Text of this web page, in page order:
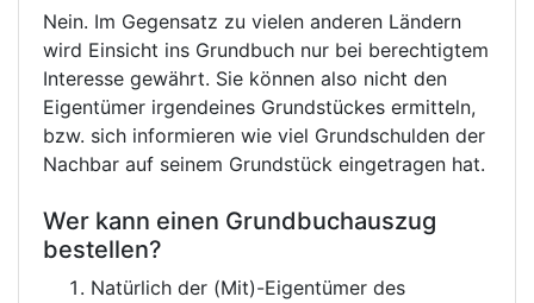
Nein. Im Gegensatz zu vielen anderen Ländern
wird Einsicht ins Grundbuch nur bei berechtigtem
Interesse gewährt. Sie können also nicht den
Eigentümer irgendeines Grundstückes ermitteln,
bzw. sich informieren wie viel Grundschulden der
Nachbar auf seinem Grundstück eingetragen hat.
Wer kann einen Grundbuchauszug
bestellen?
Natürlich der (Mit)-Eigentümer des